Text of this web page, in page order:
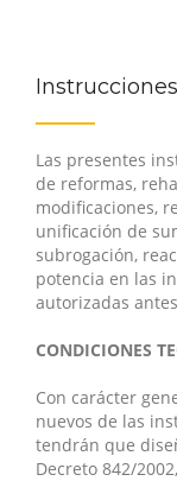
Las presentes
de reformas,
modificaciones,
unificación de
subrogación,
potencia en las
autorizadas
CONDICIONES
Con carácter
nuevos de las
tendrán que
Decreto 842/